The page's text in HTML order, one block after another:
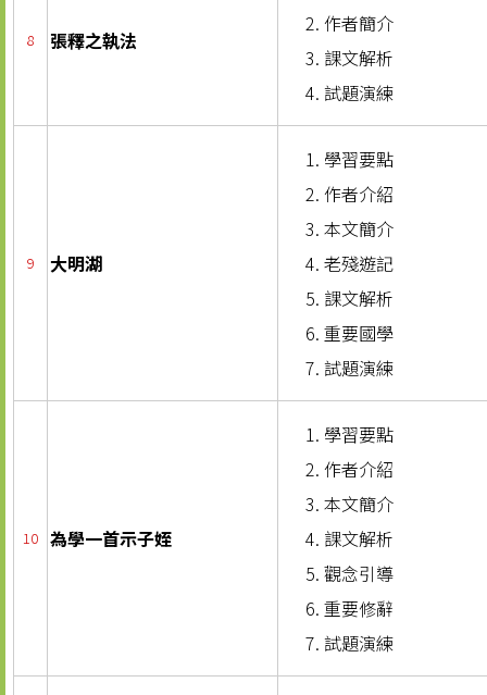
8 張釋之執法
作者簡介
課文解析
試題演練
9 大明湖
學習要點
作者介紹
本文簡介
老殘遊記
課文解析
重要國學
試題演練
10 為學一首示子姪
學習要點
作者介紹
本文簡介
課文解析
觀念引導
重要修辭
試題演練